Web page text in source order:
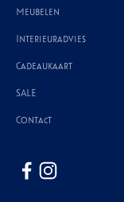
Meubelen
Interieuradvies
Cadeaukaart
SALE
Contact